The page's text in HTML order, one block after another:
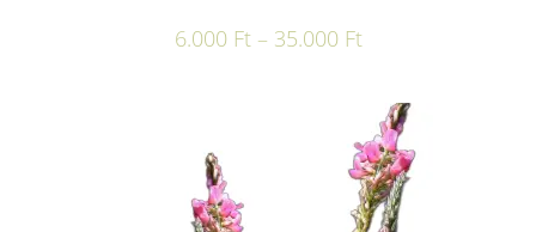
6.000 Ft – 35.000 Ft